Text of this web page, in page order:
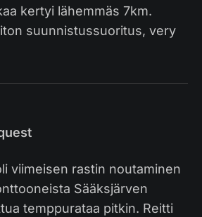
kertyi lähemmäs 7km.
suunnistussuoritus, very
viimeisen rastin noutaminen
Sääksjärven
temppurataa pitkin. Reitti